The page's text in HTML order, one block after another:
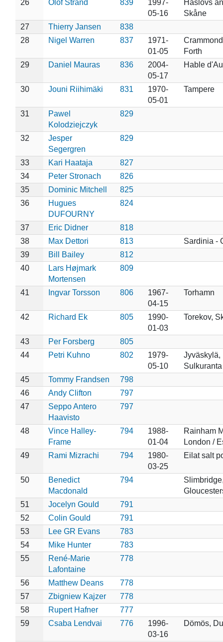
26
Olof Strand 839
1997-
05-16
Håslövs
Skåne
27
Thierry Jansen
838
28
Nigel Warren 837
1971-
01-05
Forth
29
Daniel Mauras 836
2004-
05-17
Hable
30 Jouni Riihimäki 831
1970-
05-01
Tampere
31
Pawel
Kolodziejczyk
829
32
Jesper
Segergren
829
33 Kari Haataja
827
34
Peter Stronach
826
35
Dominic Mitchell
825
36
Hugues
DUFOURNY
824
37 Eric Didner
818
38
Max Dettori 813
Sardinia -
39
Bill Bailey
812
40
Lars Højmark
Mortensen
809
41 Ingvar Torsson 806
1967-
04-15
Torhamn
42 Richard Ek 805
1990-
01-03
Torekov,
43 Per Forsberg
805
44
Petri Kuhno 802
1979-
05-10
Jyväskylä,
Sulkuranta
45
Tommy Frandsen
798
46
Andy Clifton
797
47
Seppo Antero
Haavisto
797
48
Vince Halley-
Frame
794
1988-
01-04
Rainham
London /
49
Rami Mizrachi 794
1980-
03-25
Eilat salt
50
Benedict
Macdonald
794
51
Jocelyn Gould
791
52
Colin Gould
791
53
Lee GR Evans
783
54
Mike Hunter
783
55
René-Marie
Lafontaine
778
56 Matthew Deans
778
57
Zbigniew Kajzer
778
58
Rupert Hafner
777
59
Csaba Lendvai 776
1996-
03-16
Dömös,